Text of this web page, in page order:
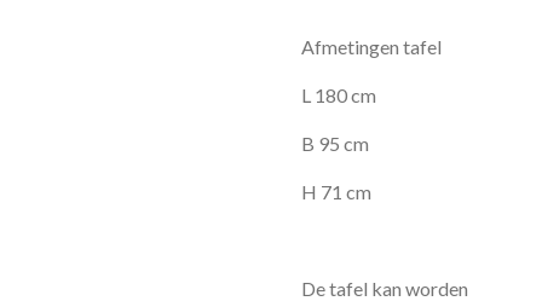
Afmetingen tafel
L 180 cm
B 95 cm
H 71 cm
De tafel kan worden